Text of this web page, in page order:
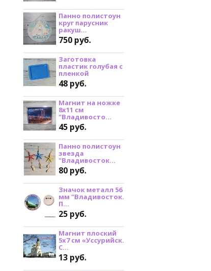
Панно полистоун
круг парусник
ракуш...
750 руб.
Заготовка
пластик голубая с
пленкой
48 руб.
Магнит на ножке
8х11 см
"Владивосто...
45 руб.
Панно полистоун
звезда
"Владивосток...
80 руб.
Значок металл 56
мм "Владивосток.
П...
25 руб.
Магнит плоский
5х7 см «Уссурийск.
С...
13 руб.